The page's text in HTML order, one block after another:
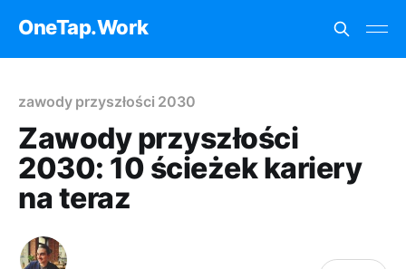
OneTap.Work
zawody przyszłości 2030
Zawody przyszłości
2030: 10 ścieżek kariery
na teraz